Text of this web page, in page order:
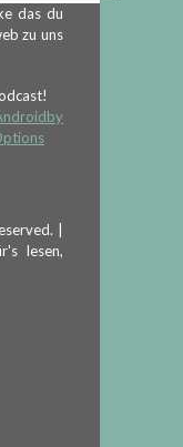
das du
zu uns
by
|
lesen,